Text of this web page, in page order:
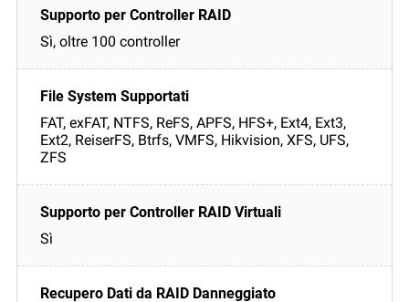
Sì, oltre 100 controller
FAT, exFAT, NTFS, ReFS, APFS, HFS+, Ext4, Ext3,
Ext2, ReiserFS, Btrfs, VMFS, Hikvision, XFS, UFS,
ZFS
Sì